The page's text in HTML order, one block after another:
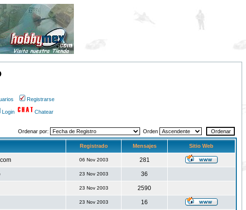
Registrarse
Login Chatear
Ordenar por: Orden
Registrado Mensajes Sitio Web
06 Nov 2003 281
23 Nov 2003 36
23 Nov 2003 2590
23 Nov 2003 16